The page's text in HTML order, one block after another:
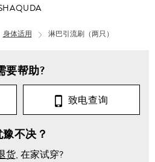
身体适用 淋巴引流刷（两只）
要帮助?
致电查询
不决？
货, 在家试穿?